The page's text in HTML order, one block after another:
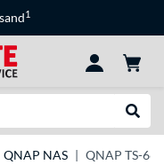
1
QNAP NAS QNAP TS-